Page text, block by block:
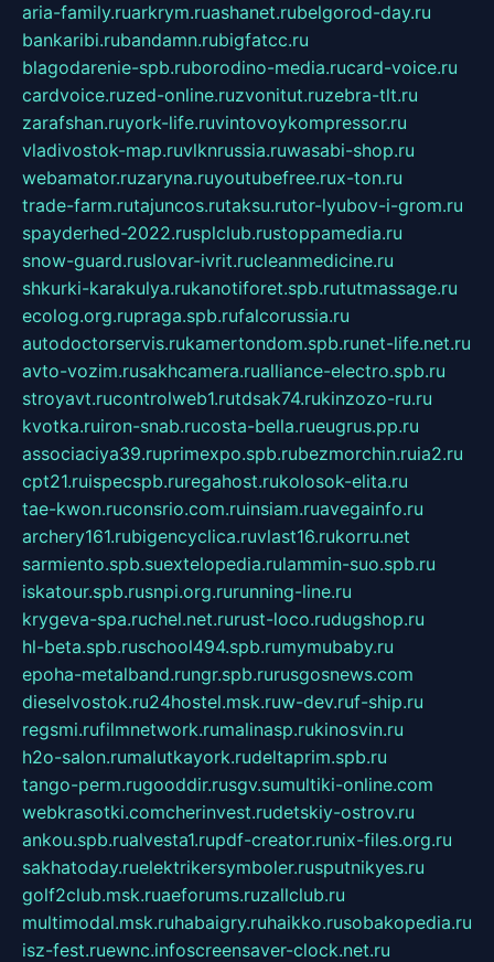
aria-family.ruarkrym.ruashanet.rubelgorod-day.ru
bankaribi.rubandamn.rubigfatcc.ru
blagodarenie-spb.ruborodino-media.rucard-voice.ru
cardvoice.ruzed-online.ruzvonitut.ruzebra-tlt.ru
zarafshan.ruyork-life.ruvintovoykompressor.ru
vladivostok-map.ruvlknrussia.ruwasabi-shop.ru
webamator.ruzaryna.ruyoutubefree.rux-ton.ru
trade-farm.rutajuncos.rutaksu.rutor-lyubov-i-grom.ru
spayderhed-2022.rusplclub.rustoppamedia.ru
snow-guard.ruslovar-ivrit.rucleanmedicine.ru
shkurki-karakulya.rukanotiforet.spb.rututmassage.ru
ecolog.org.rupraga.spb.rufalcorussia.ru
autodoctorservis.rukamertondom.spb.runet-life.net.ru
avto-vozim.rusakhcamera.rualliance-electro.spb.ru
stroyavt.rucontrolweb1.rutdsak74.rukinzozo-ru.ru
kvotka.ruiron-snab.rucosta-bella.rueugrus.pp.ru
associaciya39.ruprimexpo.spb.rubezmorchin.ruia2.ru
cpt21.ruispecspb.ruregahost.rukolosok-elita.ru
tae-kwon.ruconsrio.com.ruinsiam.ruavegainfo.ru
archery161.rubigencyclica.ruvlast16.rukorru.net
sarmiento.spb.suextelopedia.rulammin-suo.spb.ru
iskatour.spb.rusnpi.org.rurunning-line.ru
krygeva-spa.ruchel.net.rurust-loco.rudugshop.ru
hl-beta.spb.ruschool494.spb.rumymubaby.ru
epoha-metalband.rungr.spb.rurusgosnews.com
dieselvostok.ru24hostel.msk.ruw-dev.ruf-ship.ru
regsmi.rufilmnetwork.rumalinasp.rukinosvin.ru
h2o-salon.rumalutkayork.rudeltaprim.spb.ru
tango-perm.rugooddir.rusgv.sumultiki-online.com
webkrasotki.comcherinvest.rudetskiy-ostrov.ru
ankou.spb.rualvesta1.rupdf-creator.runix-files.org.ru
sakhatoday.ruelektrikersymboler.rusputnikyes.ru
golf2club.msk.ruaeforums.ruzallclub.ru
multimodal.msk.ruhabaigry.ruhaikko.rusobakopedia.ru
isz-fest.ruewnc.infoscreensaver-clock.net.ru